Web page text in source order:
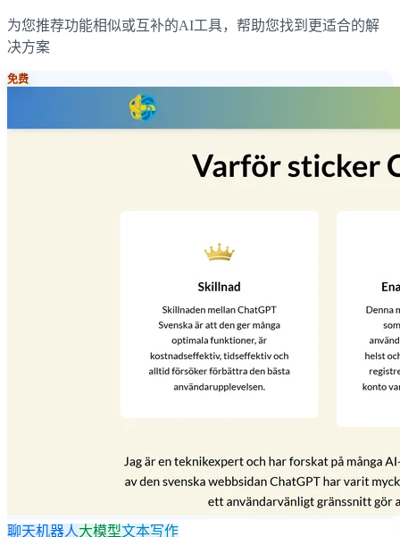
为您推荐功能相似或互补的AI工具，帮助您找到更适合的解
决方案
免费
聊天机器人大模型文本写作